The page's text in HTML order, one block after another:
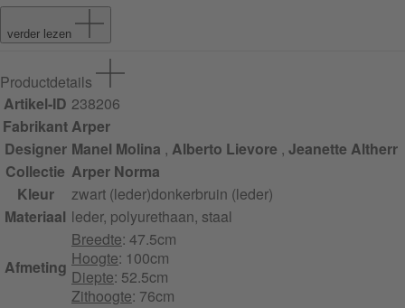
verder lezen
Productdetails
Artikel-ID 238206
Fabrikant Arper
Designer Manel Molina , Alberto Lievore , Jeanette Altherr
Collectie Arper Norma
Kleur
zwart (leder)donkerbruin (leder)
Materiaal leder, polyurethaan, staal
Afmeting
Breedte: 47.5cm
Hoogte: 100cm
Diepte: 52.5cm
Zithoogte: 76cm